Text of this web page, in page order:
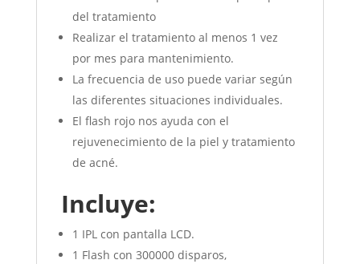
del tratamiento
Realizar el tratamiento al menos 1 vez
por mes para mantenimiento.
La frecuencia de uso puede variar según
las diferentes situaciones individuales.
El flash rojo nos ayuda con el
rejuvenecimiento de la piel y tratamiento
de acné.
Incluye:
1 IPL con pantalla LCD.
1 Flash con 300000 disparos,